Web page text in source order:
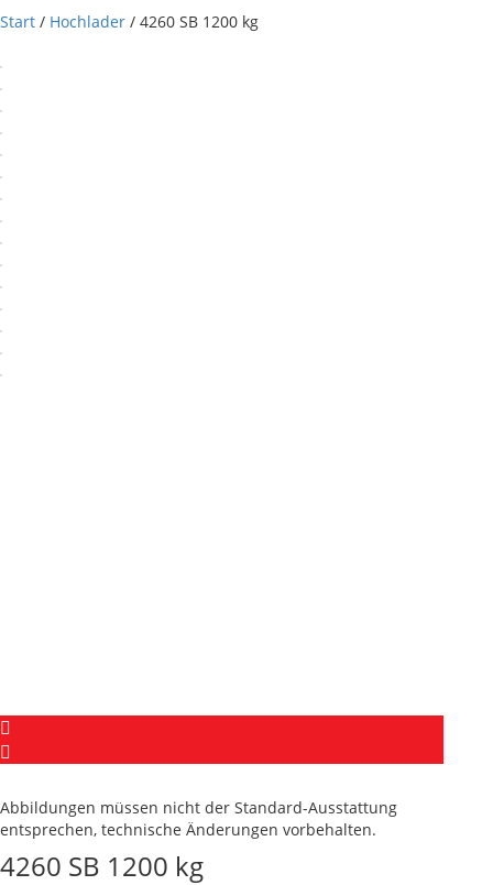
Start / Hochlader / 4260 SB 1200 kg
Abbildungen müssen nicht der Standard-Ausstattung
entsprechen, technische Änderungen vorbehalten.
4260 SB 1200 kg